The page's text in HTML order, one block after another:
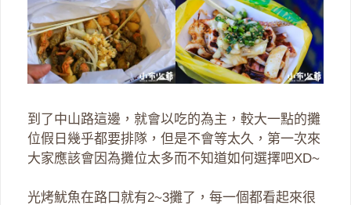
到了中山路這邊，就會以吃的為主，較大一點的攤
位假日幾乎都要排隊，但是不會等太久，第一次來
大家應該會因為攤位太多而不知道如何選擇吧XD~
光烤魷魚在路口就有2~3攤了，每一個都看起來很